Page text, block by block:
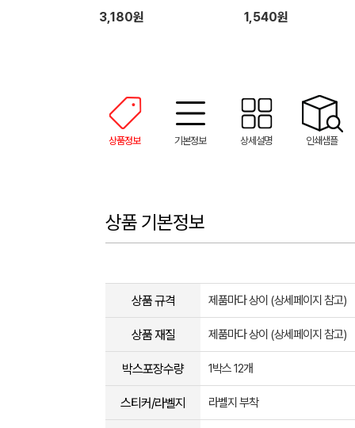
3,180원 1,540원
상품정보 기본정보 상세설명 인쇄샘플
상품 기본정보
상품 규격 제품마다 상이 (상세페이지 참고)
상품 재질 제품마다 상이 (상세페이지 참고)
박스포장수량 1박스 12개
스티커/라벨지 라벨지 부착